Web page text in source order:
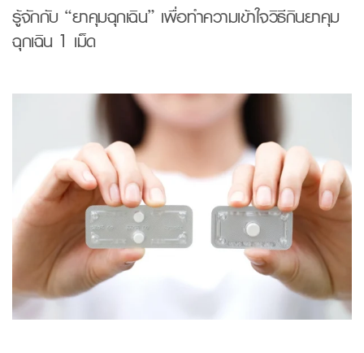
รู้จักกับ “ยาคุมฉุกเฉิน” เพื่อทำความเข้าใจวิธีกินยาคุม
ฉุกเฉิน 1 เม็ด